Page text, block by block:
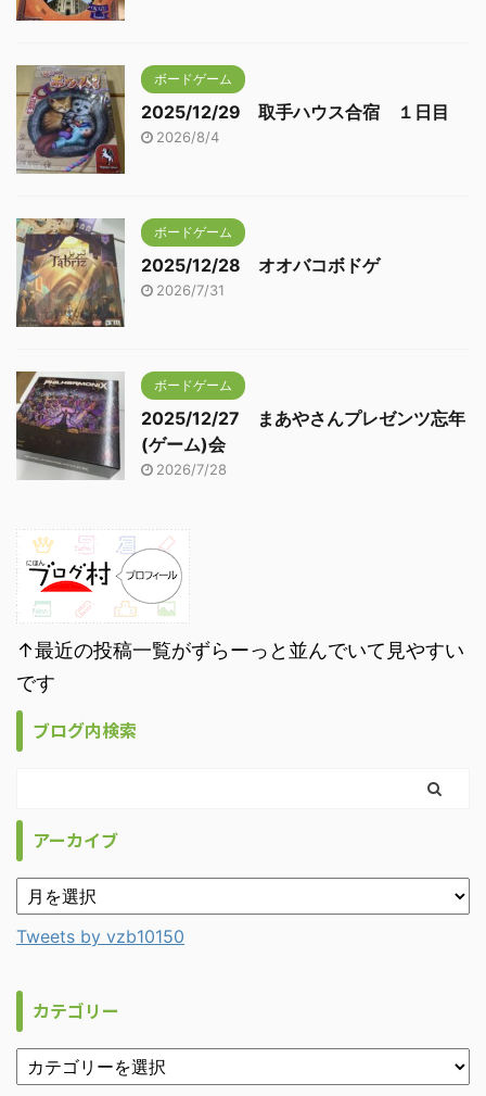
ボードゲーム
2025/12/29 取手ハウス合宿 １日目
2026/8/4
ボードゲーム
2025/12/28 オオバコボドゲ
2026/7/31
ボードゲーム
2025/12/27 まあやさんプレゼンツ忘年
(ゲーム)会
2026/7/28
↑最近の投稿一覧がずらーっと並んでいて見やすい
です
ブログ内検索
アーカイブ
Tweets by vzb10150
カテゴリー